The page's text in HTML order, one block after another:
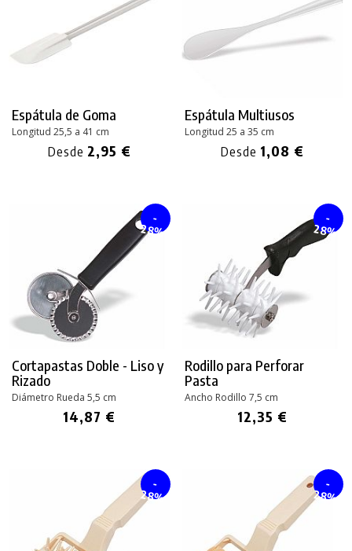
Espátula de Goma
Longitud 25,5 a 41 cm
Desde 2,95 €
Espátula Multiusos
Longitud 25 a 35 cm
Desde 1,08 €
-
28%
Cortapastas Doble - Liso y
Rizado
Diámetro Rueda 5,5 cm
14,87 €
-
28%
Rodillo para Perforar
Pasta
Ancho Rodillo 7,5 cm
12,35 €
-
28%
-
28%